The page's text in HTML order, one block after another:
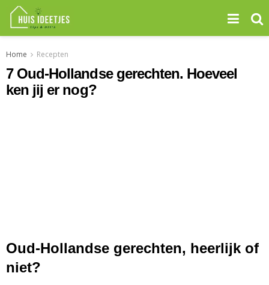
Home Recepten
7 Oud-Hollandse gerechten. Hoeveel
ken jij er nog?
Oud-Hollandse gerechten, heerlijk of
niet?